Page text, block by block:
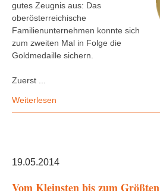
gutes Zeugnis aus: Das
oberösterreichische
Familienunternehmen konnte sich
zum zweiten Mal in Folge die
Goldmedaille sichern.
Zuerst ...
Weiterlesen
19.05.2014
Vom Kleinsten bis zum Größten